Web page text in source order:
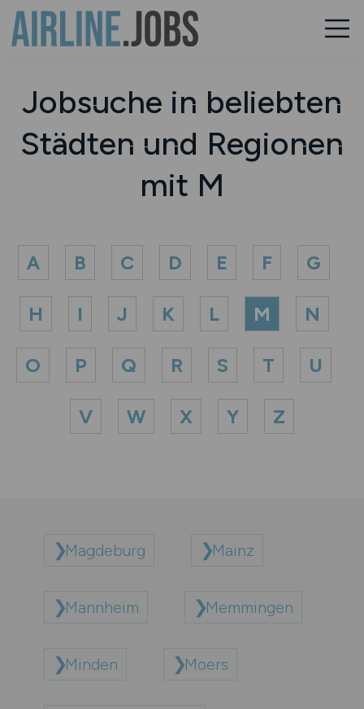
Jobsuche in beliebten
Städten und Regionen
mit M
A B C D E F G
H I J K L M N
O P Q R S T U
V W X Y Z
Magdeburg Mainz
Mannheim Memmingen
Minden Moers